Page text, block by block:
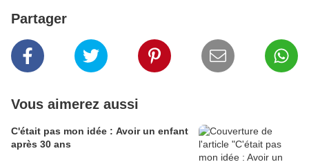
Partager
Vous aimerez aussi
C'était pas mon idée : Avoir un enfant
après 30 ans